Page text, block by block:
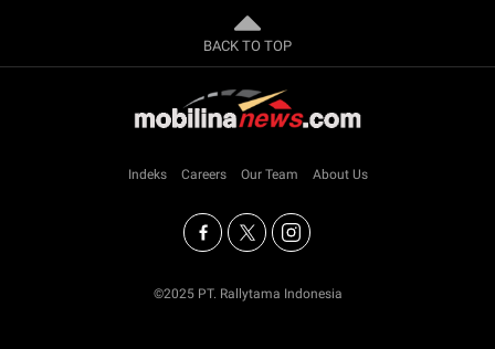
BACK TO TOP
Indeks Careers Our Team About Us
©2025 PT. Rallytama Indonesia